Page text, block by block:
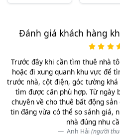
Đánh giá khách hàng
Trước đây khi cần tìm thuê nhà
hoặc đi xung quanh khu vực để
trước nhà, cột điện, góc tường
tìm được căn phù hợp. Từ ngày
chuyên về cho thuê bất động
tin đăng vừa có thể so sánh giá,
nhà đúng nhu
Anh Hải (người